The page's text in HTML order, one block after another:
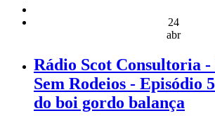
24
abr
Rádio Scot Consultoria
Sem Rodeios - Episódio
do boi gordo balança